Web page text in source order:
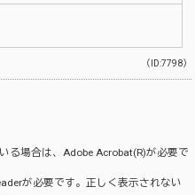
（ID:7798）
る場合は、Adobe Acrobat(R)が必要で
が必要です。正しく表示されない